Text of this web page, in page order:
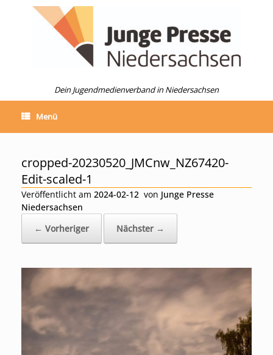
Dein Jugendmedienverband in Niedersachsen
Menü
cropped-20230520_JMCnw_NZ67420-
Edit-scaled-1
Veröffentlicht am 2024-02-12 von Junge Presse
Niedersachsen
← Vorheriger
Nächster →